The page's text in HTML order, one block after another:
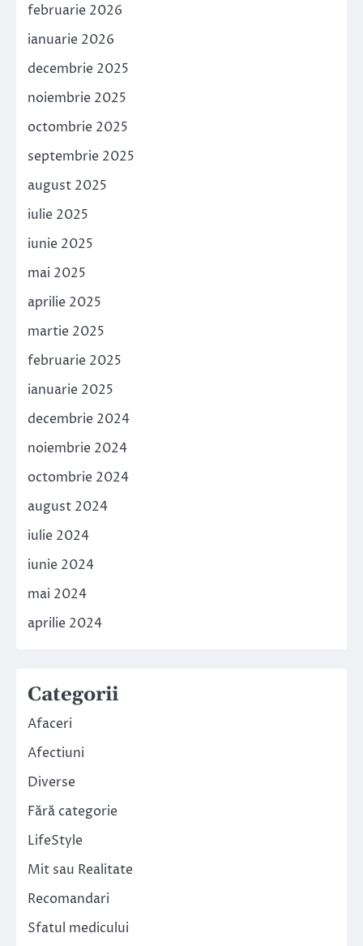
februarie 2026
ianuarie 2026
decembrie 2025
noiembrie 2025
octombrie 2025
septembrie 2025
august 2025
iulie 2025
iunie 2025
mai 2025
aprilie 2025
martie 2025
februarie 2025
ianuarie 2025
decembrie 2024
noiembrie 2024
octombrie 2024
august 2024
iulie 2024
iunie 2024
mai 2024
aprilie 2024
Categorii
Afaceri
Afectiuni
Diverse
Fără categorie
LifeStyle
Mit sau Realitate
Recomandari
Sfatul medicului